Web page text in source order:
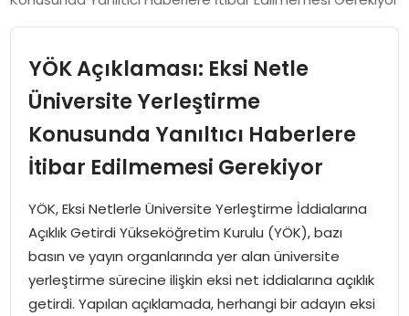
SPOR
EKONOMI
EĞITIM
YAŞAM
YÖK Açıklaması: Eksi Netle
Üniversite Yerleştirme
Konusunda Yanıltıcı Haberlere
İtibar Edilmemesi Gerekiyor
YÖK, Eksi Netlerle Üniversite Yerleştirme İddialarına
Açıklık Getirdi Yükseköğretim Kurulu (YÖK), bazı
basın ve yayın organlarında yer alan üniversite
yerleştirme sürecine ilişkin eksi net iddialarına açıklık
getirdi. Yapılan açıklamada, herhangi bir adayın eksi